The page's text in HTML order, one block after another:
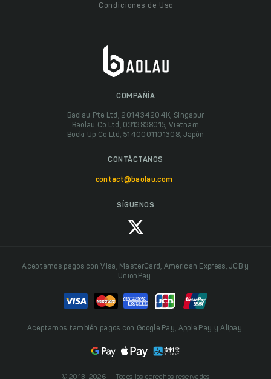
Condiciones de Uso
COMPAÑÍA
Baolau Pte Ltd, 201434204K, Singapur
Baolau Co Ltd, 0313838015, Vietnam
Boeki Up Co Ltd, 5140001101308, Japón
CONTÁCTANOS
contact@baolau.com
SÍGUENOS
Aceptamos pagos con Visa, MasterCard, American Express, JCB y
UnionPay.
Aceptamos también pagos con Google Pay, Apple Pay y Alipay.
© 2013-2026 — Todos los derechos reservados